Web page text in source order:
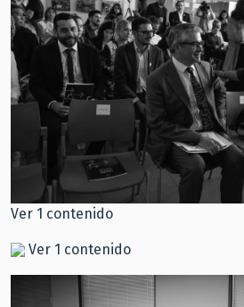
Ver 1 contenido
Ver 1 contenido